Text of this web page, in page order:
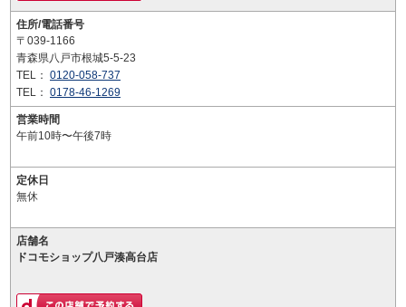
住所/電話番号
〒039-1166
青森県八戸市根城5-5-23
TEL： 0120-058-737
TEL： 0178-46-1269
営業時間
午前10時〜午後7時
定休日
無休
店舗名
ドコモショップ八戸湊高台店